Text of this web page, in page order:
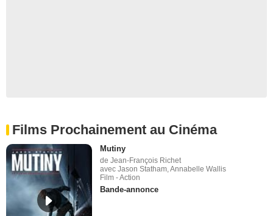
Films Prochainement au Cinéma
Mutiny
de Jean-François Richet
avec Jason Statham, Annabelle Wallis
Film - Action
Bande-annonce